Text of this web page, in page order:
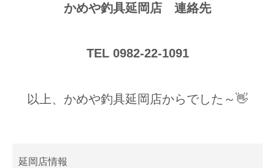
かめや釣具延岡店 連絡先
TEL 0982-22-1091
以上、かめや釣具延岡店からでした～👋
延岡店情報